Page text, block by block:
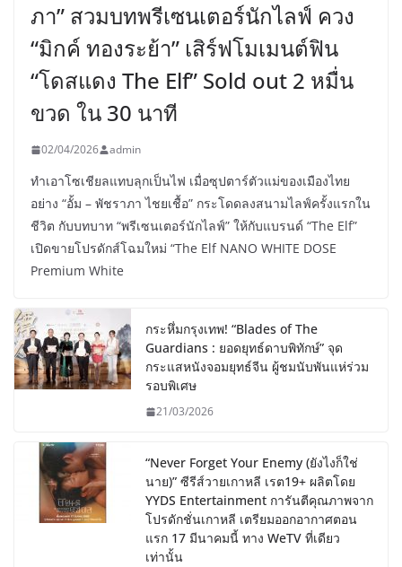
ภา” สวมบทพรีเซนเตอร์นักไลฟ์ ควง
“มิกค์ ทองระย้า” เสิร์ฟโมเมนต์ฟิน
“โดสแดง The Elf” Sold out 2 หมื่น
ขวด ใน 30 นาที
02/04/2026 admin
ทำเอาโซเชียลแทบลุกเป็นไฟ เมื่อซุปตาร์ตัวแม่ของเมืองไทย
อย่าง “อั้ม – พัชราภา ไชยเชื้อ” กระโดดลงสนามไลฟ์ครั้งแรกใน
ชีวิต กับบทบาท “พรีเซนเตอร์นักไลฟ์” ให้กับแบรนด์ “The Elf”
เปิดขายโปรดักส์โฉมใหม่ “The Elf NANO WHITE DOSE
Premium White
กระหึ่มกรุงเทพ! “Blades of The
Guardians : ยอดยุทธ์ดาบพิทักษ์” จุด
กระแสหนังจอมยุทธ์จีน ผู้ชมนับพันแห่ร่วม
รอบพิเศษ
21/03/2026
“Never Forget Your Enemy (ยังไงก็ใช่
นาย)” ซีรีส์วายเกาหลี เรต19+ ผลิตโดย
YYDS Entertainment การันตีคุณภาพจาก
โปรดักชั่นเกาหลี เตรียมออกอากาศตอน
แรก 17 มีนาคมนี้ ทาง WeTV ที่เดียว
เท่านั้น